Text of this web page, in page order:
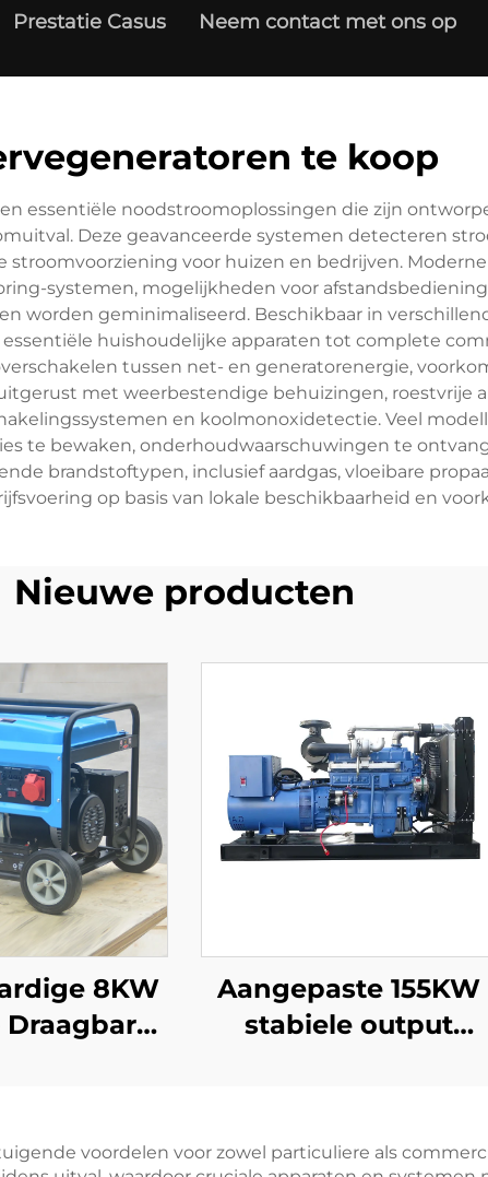
Prestatie Casus
Neem contact met ons op
te koop
essentiële noodstroomoplossingen die zijn
Deze geavanceerde systemen detecteren
voor huizen en bedrijven.
systemen, mogelijkheden voor
worden geminimaliseerd. Beschikbaar in
huishoudelijke apparaten tot complete
tussen net- en generatorenergie,
met weerbestendige behuizingen, roestvrije
en koolmonoxidetectie. Veel
te bewaken, onderhoudwaarschuwingen te
brandstoftypen, inclusief aardgas, vloeibare
op basis van lokale beschikbaarheid en
Nieuwe producten
8KW
Draagbare
Aangepaste 155KW
stabiele output
voordelen voor zowel particuliere als